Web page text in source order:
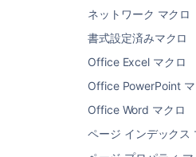
ネットワーク マクロ
書式設定済みマクロ
Office Excel マクロ
Office PowerPoint マ
Office Word マクロ
ページ インデックス
マクロ パラメ
する
マクロ パラメーターは、